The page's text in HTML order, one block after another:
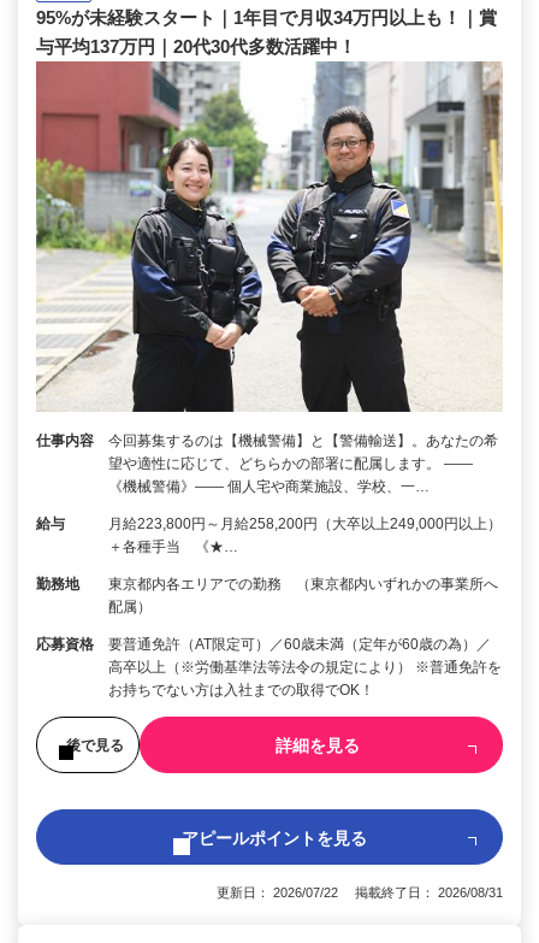
95%が未経験スタート｜1年目で月収34万円以上も！｜賞
与平均137万円｜20代30代多数活躍中！
仕事内容
今回募集するのは【機械警備】と【警備輸送】。あなたの希
望や適性に応じて、どちらかの部署に配属します。 ――
《機械警備》―― 個人宅や商業施設、学校、一…
給与
月給223,800円～月給258,200円（大卒以上249,000円以上）
＋各種手当 《★…
勤務地
東京都内各エリアでの勤務 （東京都内いずれかの事業所へ
配属）
応募資格
要普通免許（AT限定可）／60歳未満（定年が60歳の為）／
高卒以上（※労働基準法等法令の規定により） ※普通免許を
お持ちでない方は入社までの取得でOK！
後で見る 詳細を見る
アピールポイントを見る
更新日： 2026/07/22 掲載終了日： 2026/08/31